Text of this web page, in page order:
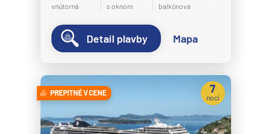
vnútorná s oknom balkónová
Detail plavby Mapa
PREPITNÉ V CENE 7
nocí